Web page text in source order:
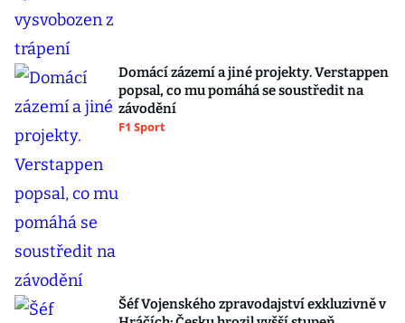
Domácí zázemí a jiné projekty. Verstappen
popsal, co mu pomáhá se soustředit na
závodění
F1 Sport
Šéf Vojenského zpravodajství exkluzivně v